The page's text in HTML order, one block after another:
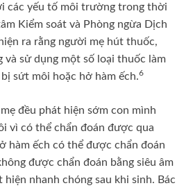
các yếu tố môi trường trong thời
Kiểm soát và Phòng ngừa Dịch
ra rằng người mẹ hút thuốc,
và sử dụng một số loại thuốc làm
sứt môi hoặc hở hàm ếch.6
đều phát hiện sớm con mình
vì có thể chẩn đoán được qua
hàm ếch có thể được chẩn đoán
được chẩn đoán bằng siêu âm
nhanh chóng sau khi sinh. Bác